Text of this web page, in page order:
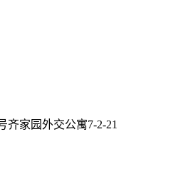
齐家园外交公寓7-2-21